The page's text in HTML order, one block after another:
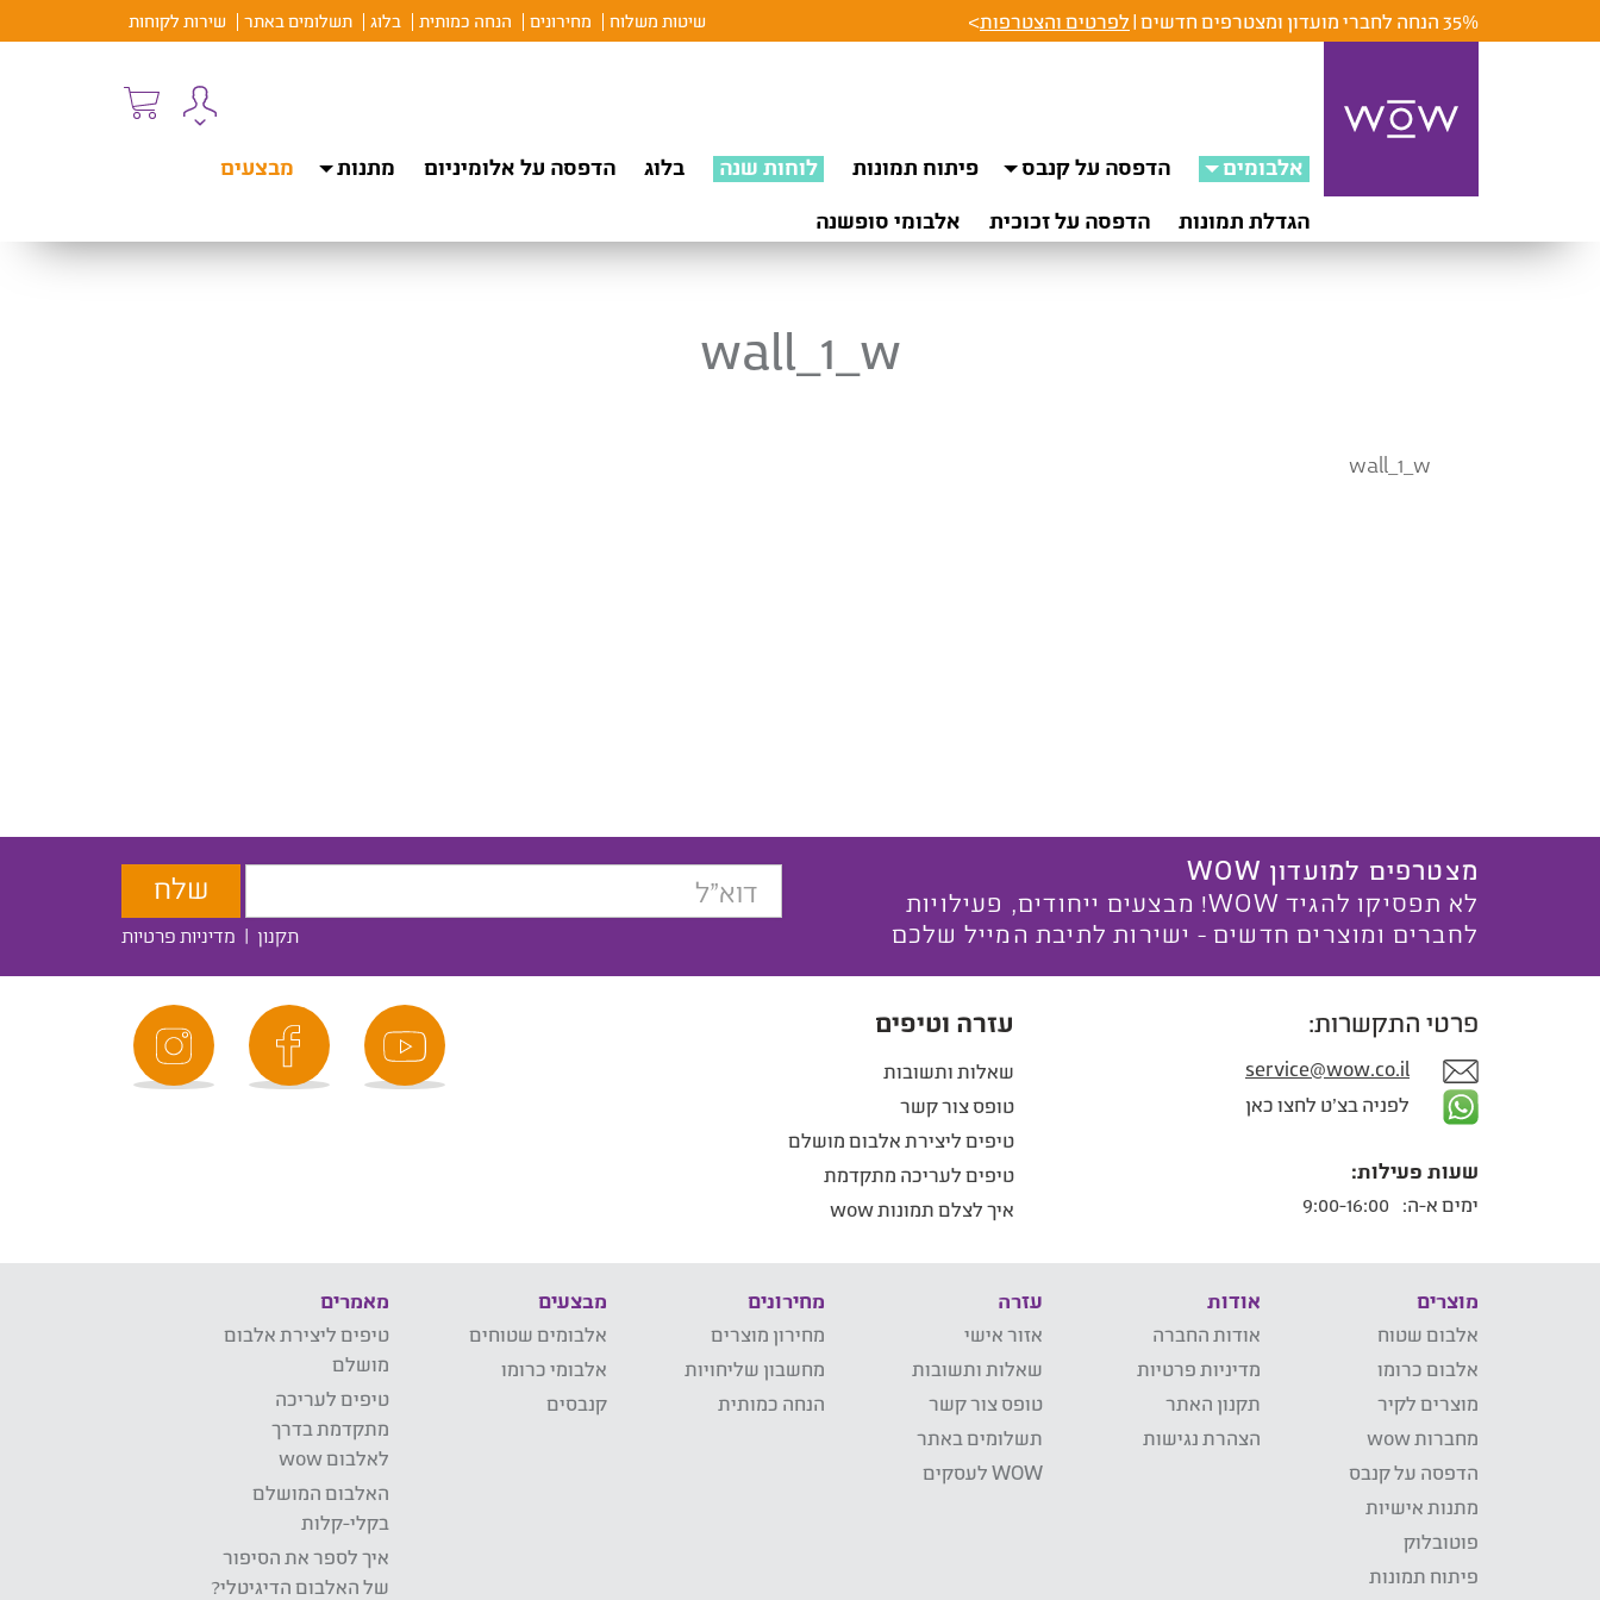
35% הנחה לחברי מועדון ומצטרפים חדשים | לפרטים והצטרפות> שיטות משלוח מחירונים הנחה כמותית בלוג תשלומים באתר שירות לקוחות
אלבומים הדפסה על קנבס פיתוח תמונות לוחות שנה בלוג הדפסה על אלומיניום מתנות
מבצעים
הגדלת תמונות
הדפסה על זכוכית אלבומי סופשנה
wall_1_w
wall_1_w
מצטרפים למועדון WOW
לא תפסיקו להגיד WOW! מבצעים ייחודים, פעילויות
לחברים ומוצרים חדשים - ישירות לתיבת המייל שלכם
תקנון | מדיניות פרטיות
פרטי התקשרות:
service@wow.co.il
לפניה בצ'ט לחצו כאן
שעות פעילות:
ימים א-ה:
עזרה וטיפים
שאלות ותשובות
טופס צור קשר
טיפים ליצירת אלבום מושלם
טיפים לעריכה מתקדמת
איך לצלם תמונות wow
מוצרים
אלבום שטוח
אלבום כרומו
מוצרים לקיר
מחברות wow
הדפסה על קנבס
מתנות אישיות
פוטובלוק
פיתוח תמונות
אודות
אודות החברה
מדיניות פרטיות
תקנון האתר
הצהרת נגישות
עזרה
אזור אישי
שאלות ותשובות
טופס צור קשר
תשלומים באתר
WOW לעסקים
מחירונים
מחירון מוצרים
מחשבון שליחויות
הנחה כמותית
מבצעים
אלבומים שטוחים
אלבומי כרומו
קנבסים
מאמרים
טיפים ליצירת אלבום
מושלם
טיפים לעריכה
מתקדמת בדרך
לאלבום wow
האלבום המושלם
בקלי-קלות
איך לספר את הסיפור
של האלבום הדיגיטלי?